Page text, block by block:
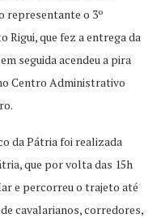
representante o 3º
Rigui, que fez a entrega da
seguida acendeu a pira
Centro Administrativo
da Pátria foi realizada
que por volta das 15h
e percorreu o trajeto até
cavalarianos, corredores,